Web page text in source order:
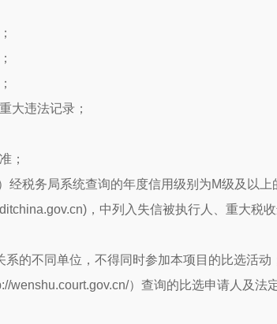
大违法记录；
；
经税务局系统查询的年度信用级别为M级及以上
，中列入失信被执行人、重大税
的不同单位，不得同时参加本项目的比选活动
wenshu.court.gov.cn/）查询的比选申请人及法